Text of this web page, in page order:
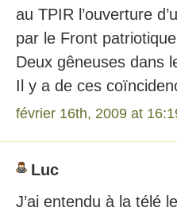
au TPIR l’ouverture
par le Front
Deux gêneuses dans
Il y a de ces
février 16th, 2009 at
Luc
J’ai entendu à la télé